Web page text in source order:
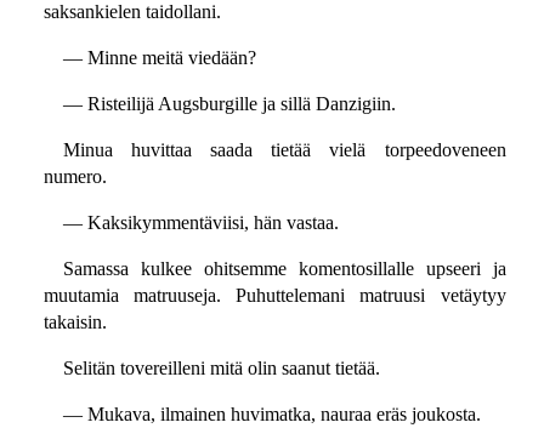
saksankielen taidollani.
— Minne meitä viedään?
— Risteilijä Augsburgille ja sillä Danzigiin.
Minua huvittaa saada tietää vielä torpeedoveneen
numero.
— Kaksikymmentäviisi, hän vastaa.
Samassa kulkee ohitsemme komentosillalle upseeri ja
muutamia matruuseja. Puhuttelemani matruusi vetäytyy
takaisin.
Selitän tovereilleni mitä olin saanut tietää.
— Mukava, ilmainen huvimatka, nauraa eräs joukosta.